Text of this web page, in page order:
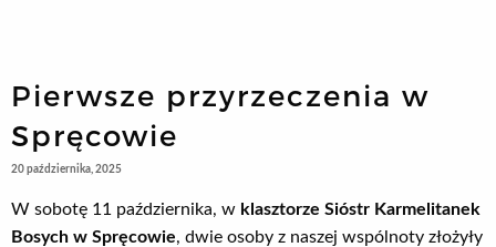
Pierwsze przyrzeczenia w
Spręcowie
20 października, 2025
W sobotę 11 października, w klasztorze Sióstr Karmelitanek
Bosych w Spręcowie, dwie osoby z naszej wspólnoty złożyły